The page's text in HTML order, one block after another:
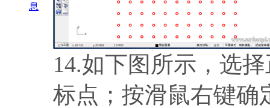
息
14.如下图所示，选
标点；按滑鼠右键确